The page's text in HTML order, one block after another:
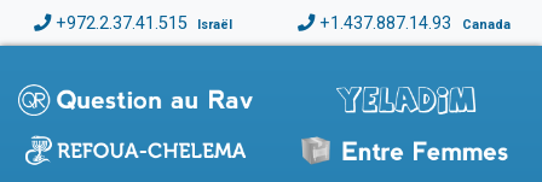
+972.2.37.41.515 Israël +1.437.887.14.93 Canada